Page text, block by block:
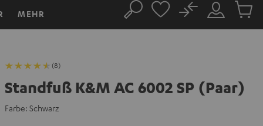
MEHR Suche
Mein
Konto
No
Artikel
(8)
Standfuß K&M AC 6002 SP (Paar)
Farbe: Schwarz